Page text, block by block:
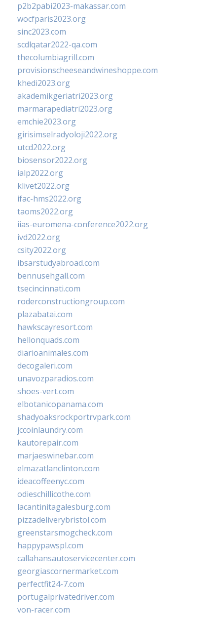
p2b2pabi2023-makassar.com
wocfparis2023.org
sinc2023.com
scdlqatar2022-qa.com
thecolumbiagrill.com
provisionscheeseandwineshoppe.com
khedi2023.org
akademikgeriatri2023.org
marmarapediatri2023.org
emchie2023.org
girisimselradyoloji2022.org
utcd2022.org
biosensor2022.org
ialp2022.org
klivet2022.org
ifac-hms2022.org
taoms2022.org
iias-euromena-conference2022.org
ivd2022.org
csity2022.org
ibsarstudyabroad.com
bennusehgall.com
tsecincinnati.com
roderconstructiongroup.com
plazabatai.com
hawkscayresort.com
hellonquads.com
diarioanimales.com
decogaleri.com
unavozparadios.com
shoes-vert.com
elbotanicopanama.com
shadyoaksrockportrvpark.com
jccoinlaundry.com
kautorepair.com
marjaeswinebar.com
elmazatlanclinton.com
ideacoffeenyc.com
odieschillicothe.com
lacantinitagalesburg.com
pizzadeliverybristol.com
greenstarsmogcheck.com
happypawspl.com
callahansautoservicecenter.com
georgiascornermarket.com
perfectfit24-7.com
portugalprivatedriver.com
von-racer.com